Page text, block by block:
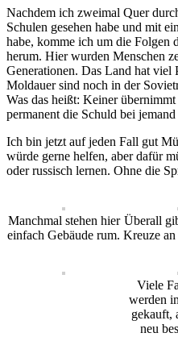
Nachdem ich zweimal Quer
Schulen gesehen habe und mit
habe, komme ich um die Folgen
herum. Hier wurden Menschen
Generationen. Das Land hat viel
Moldauer sind noch in der
Was das heißt: Keiner
permanent die Schuld bei jemand
Ich bin jetzt auf jeden Fall gut
würde gerne helfen, aber dafür
oder russisch lernen. Ohne die
Manchmal stehen hier
einfach Gebäude rum.
Überall
Kreuze an
Viele
werden
gekauft,
neu